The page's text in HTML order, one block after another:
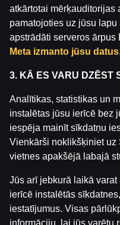
Rādīt vairāk
11.lv online
11.lv tiešsaistes kazino
spēles jeb spēļu
atkārtotai mērķauditorijas
pamatojoties uz jūsu
apstrādāti serveros ārpus
Meta izmanto jūsu datus.
3. KĀ ES VARU DZĒST
Analītikas, statistikas un
instalētas jūsu ierīcē bez
iespēja mainīt sīkdatņu
Vienkārši noklikšķiniet uz
vietnes apakšējā labajā
Jūs arī jebkurā laikā
ierīcē instalētās
iestatījumus. Visas
informāciju, lai jūs varētu